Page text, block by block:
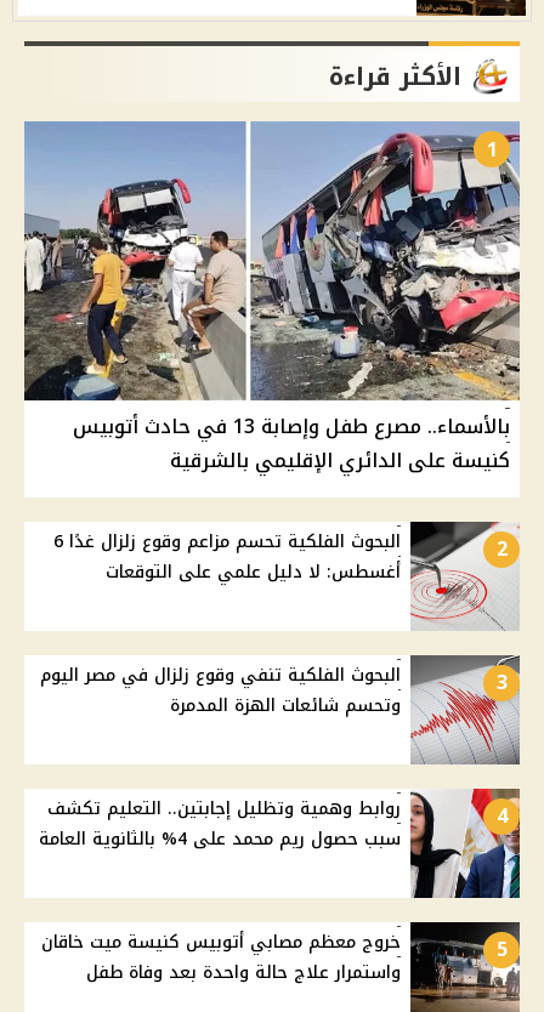
الأكثر قراءة
1
بالأسماء.. مصرع طفل وإصابة 13 في حادث أتوبيس
كنيسة على الدائري الإقليمي بالشرقية
2
البحوث الفلكية تحسم مزاعم وقوع زلزال غدًا 6
أغسطس: لا دليل علمي على التوقعات
3
البحوث الفلكية تنفي وقوع زلزال في مصر اليوم
وتحسم شائعات الهزة المدمرة
4
روابط وهمية وتظليل إجابتين.. التعليم تكشف
سبب حصول ريم محمد على 4% بالثانوية العامة
5
خروج معظم مصابي أتوبيس كنيسة ميت خاقان
واستمرار علاج حالة واحدة بعد وفاة طفل